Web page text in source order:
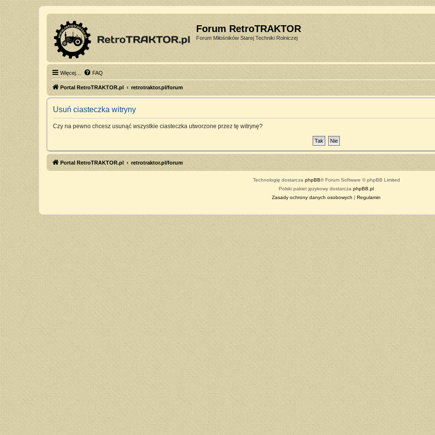
Forum RetroTRAKTOR
Forum Miłośników Starej Techniki Rolniczej
Więcej… FAQ
Portal RetroTRAKTOR.pl retrotraktor.pl/forum
Usuń ciasteczka witryny
Czy na pewno chcesz usunąć wszystkie ciasteczka utworzone przez tę witrynę?
Portal RetroTRAKTOR.pl retrotraktor.pl/forum
Technologię dostarcza phpBB® Forum Software © phpBB Limited
Polski pakiet językowy dostarcza phpBB.pl
Zasady ochrony danych osobowych | Regulamin